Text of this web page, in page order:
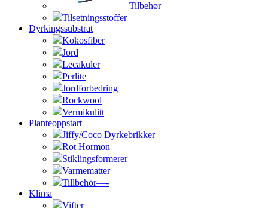
Tilbehør
Tilsetningsstoffer
Dyrkingssubstrat
Kokosfiber
Jord
Lecakuler
Perlite
Jordforbedring
Rockwool
Vermikulitt
Planteoppstart
Jiffy/Coco Dyrkebrikker
Rot Hormon
Stiklingsformerer
Varmematter
Tillbehör—-
Klima
Vifter